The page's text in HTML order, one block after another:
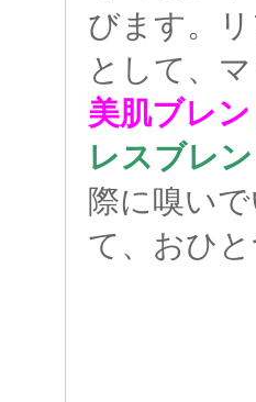
びます。
として、
美肌ブレ
レスブレ
際に嗅い
て、おひ